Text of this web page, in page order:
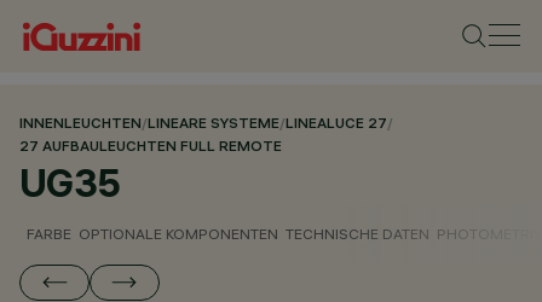
INNENLEUCHTEN/LINEARE SYSTEME/LINEALUCE 27/
27 AUFBAULEUCHTEN FULL REMOTE
UG35
FARBE OPTIONALE KOMPONENTEN TECHNISCHE DATEN